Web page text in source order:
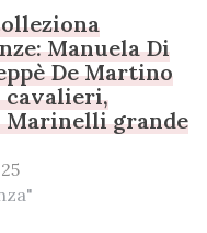
Manuela Di
De Martino
Marinelli grande